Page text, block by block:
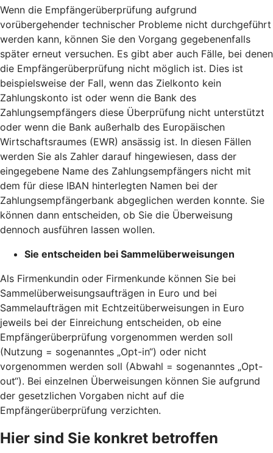
Wenn die Empfängerüberprüfung aufgrund
vorübergehender technischer Probleme nicht durchgeführt
werden kann, können Sie den Vorgang gegebenenfalls
später erneut versuchen. Es gibt aber auch Fälle, bei denen
die Empfängerüberprüfung nicht möglich ist. Dies ist
beispielsweise der Fall, wenn das Zielkonto kein
Zahlungskonto ist oder wenn die Bank des
Zahlungsempfängers diese Überprüfung nicht unterstützt
oder wenn die Bank außerhalb des Europäischen
Wirtschaftsraumes (EWR) ansässig ist. In diesen Fällen
werden Sie als Zahler darauf hingewiesen, dass der
eingegebene Name des Zahlungsempfängers nicht mit
dem für diese IBAN hinterlegten Namen bei der
Zahlungsempfängerbank abgeglichen werden konnte. Sie
können dann entscheiden, ob Sie die Überweisung
dennoch ausführen lassen wollen.
Sie entscheiden bei Sammelüberweisungen
Als Firmenkundin oder Firmenkunde können Sie bei
Sammelüberweisungsaufträgen in Euro und bei
Sammelaufträgen mit Echtzeitüberweisungen in Euro
jeweils bei der Einreichung entscheiden, ob eine
Empfängerüberprüfung vorgenommen werden soll
(Nutzung = sogenanntes „Opt-in“) oder nicht
vorgenommen werden soll (Abwahl = sogenanntes „Opt-
out“). Bei einzelnen Überweisungen können Sie aufgrund
der gesetzlichen Vorgaben nicht auf die
Empfängerüberprüfung verzichten.
Hier sind Sie konkret betroffen